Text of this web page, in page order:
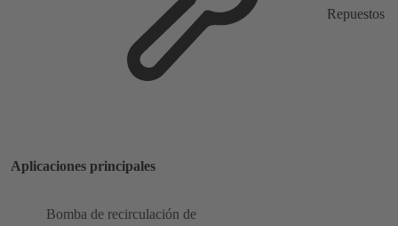
Repuestos
Aplicaciones principales
Bomba de recirculación de